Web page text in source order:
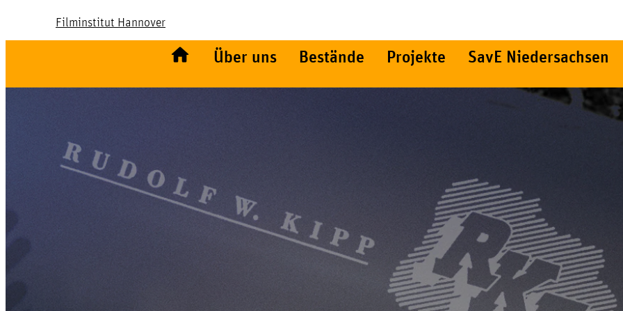
Filminstitut Hannover
Über uns Bestände Projekte SavE Niedersachsen